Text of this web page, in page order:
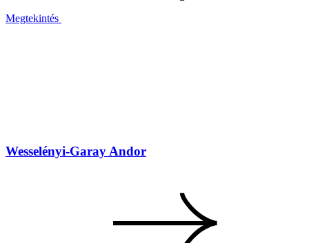
Megtekintés
Wesselényi-Garay Andor